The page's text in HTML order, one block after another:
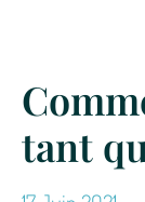
tant